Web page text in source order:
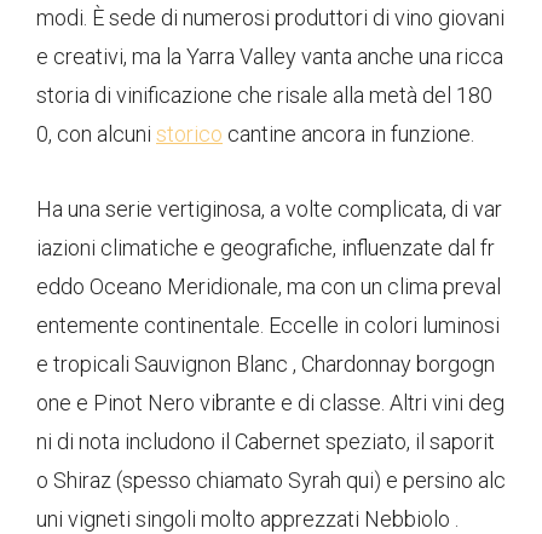
modi. È sede di numerosi produttori di vino giovani
e creativi, ma la Yarra Valley vanta anche una ricca
storia di vinificazione che risale alla metà del 180
0, con alcuni storico cantine ancora in funzione.
Ha una serie vertiginosa, a volte complicata, di var
iazioni climatiche e geografiche, influenzate dal fr
eddo Oceano Meridionale, ma con un clima preval
entemente continentale. Eccelle in colori luminosi
e tropicali Sauvignon Blanc , Chardonnay borgogn
one e Pinot Nero vibrante e di classe. Altri vini deg
ni di nota includono il Cabernet speziato, il saporit
o Shiraz (spesso chiamato Syrah qui) e persino alc
uni vigneti singoli molto apprezzati Nebbiolo .